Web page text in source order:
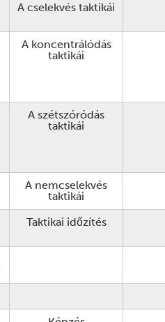
A cselekvés taktikái
A koncentrálódás
taktikái
A szétszóródás
taktikái
A nemcselekvés
taktikái
Taktikai időzítés